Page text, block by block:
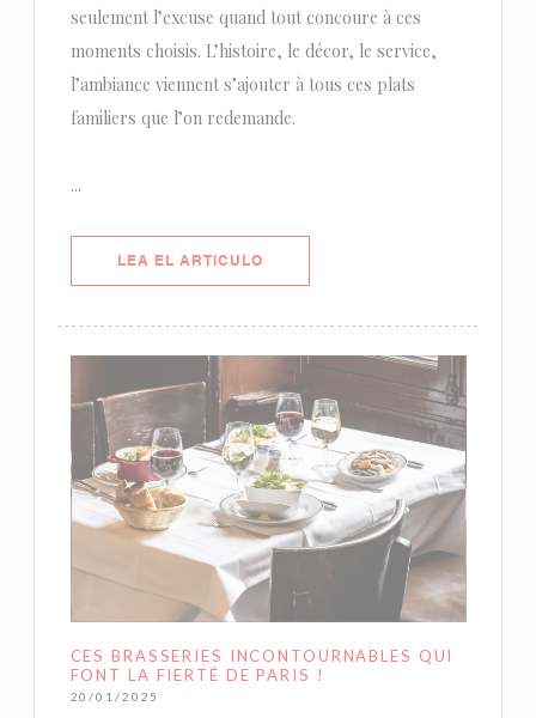
seulement l’excuse quand tout concoure à ces
moments choisis. L’histoire, le décor, le service,
l’ambiance viennent s’ajouter à tous ces plats
familiers que l’on redemande.
...
LEA EL ARTICULO((ABRE EN UNA NUEVA
CES BRASSERIES INCONTOURNABLES QUI
FONT LA FIERTÉ DE PARIS !
20/01/2025